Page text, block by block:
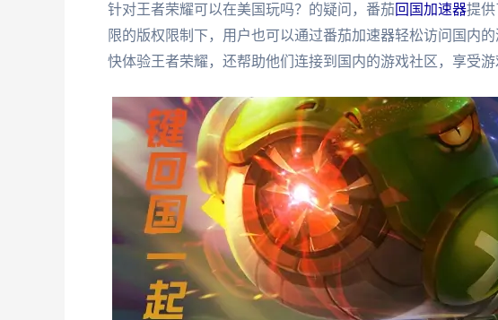
针对王者荣耀可以在美国玩吗？的疑问，番茄回国加速器提
限的版权限制下，用户也可以通过番茄加速器轻松访问国内
快体验王者荣耀，还帮助他们连接到国内的游戏社区，享受游